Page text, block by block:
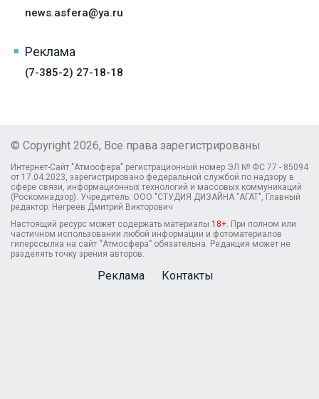
news.asfera@ya.ru
Реклама
(7-385-2) 27-18-18
© Copyright 2026, Все права зарегистрированы
Интернет-Сайт "Атмосфера" регистрационный номер ЭЛ № ФС 77 - 85094
от 17.04.2023, зарегистрировано федеральной службой по надзору в
сфере связи, информационных технологий и массовых коммуникаций
(Роскомнадзор). Учредитель: ООО "СТУДИЯ ДИЗАЙНА "АГАТ", Главный
редактор: Негреев Дмитрий Викторович
Настоящий ресурс может содержать материалы 18+ . При полном или
частичном использовании любой информации и фотоматериалов
гиперссылка на сайт “Атмосфера” обязательна. Редакция может не
разделять точку зрения авторов.
Реклама Контакты